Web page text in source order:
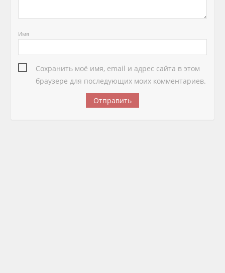
Имя
Сохранить моё имя, email и адрес сайта в этом
браузере для последующих моих комментариев.